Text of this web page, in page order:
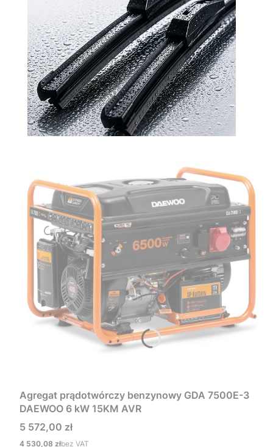
Agregat prądotwórczy benzynowy GDA 7500E-3
DAEWOO 6 kW 15KM AVR
Cena
5 572,00 zł
Cena
4 530,08 złbez VAT